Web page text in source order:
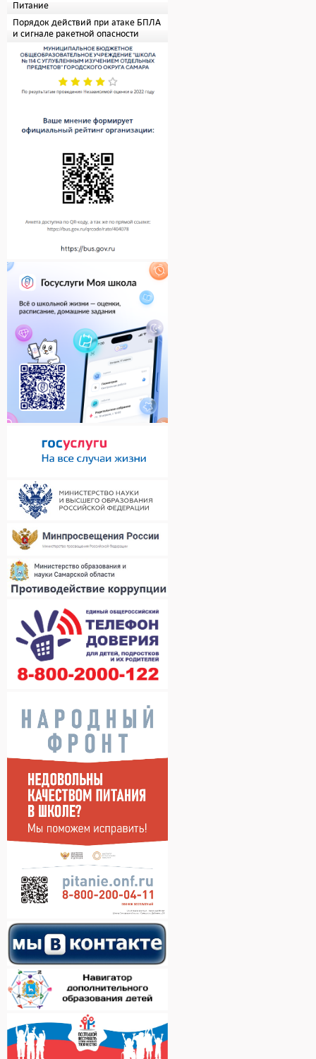
Питание
Порядок действий при атаке БПЛА
и сигнале ракетной опасности